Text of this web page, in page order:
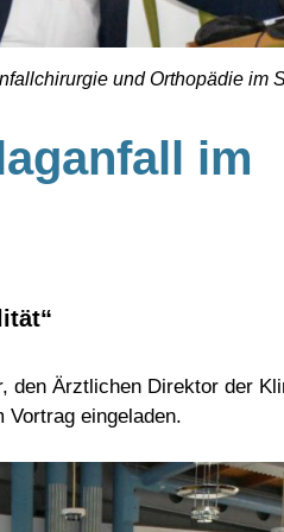
und Orthopädie im
im
den Ärztlichen Direktor der
eingeladen.